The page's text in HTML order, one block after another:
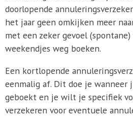
doorlopende
het jaar geen omkijken meer
met een zeker gevoel
weekendjes weg boeken.
Een kortlopende
eenmalig af. Dit doe je
geboekt en je wilt je specifiek
verzekeren voor eventuele